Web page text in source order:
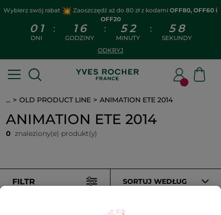
Wybierz swój rabat Zaoszczędź aż do 80 zł z kodami OFF80, OFF60 i
OFF20
0 1
DNI
: 1 6
GODZINY
: 5 2
MINUTY
: 5 8
SEKUNDY
ODKRYJ
... OLD PRODUCT LINE ANIMATION ETE 2014
ANIMATION ETE 2014
0 znaleziony(e) produkt(y)
FILTR SORTUJ WEDŁUG